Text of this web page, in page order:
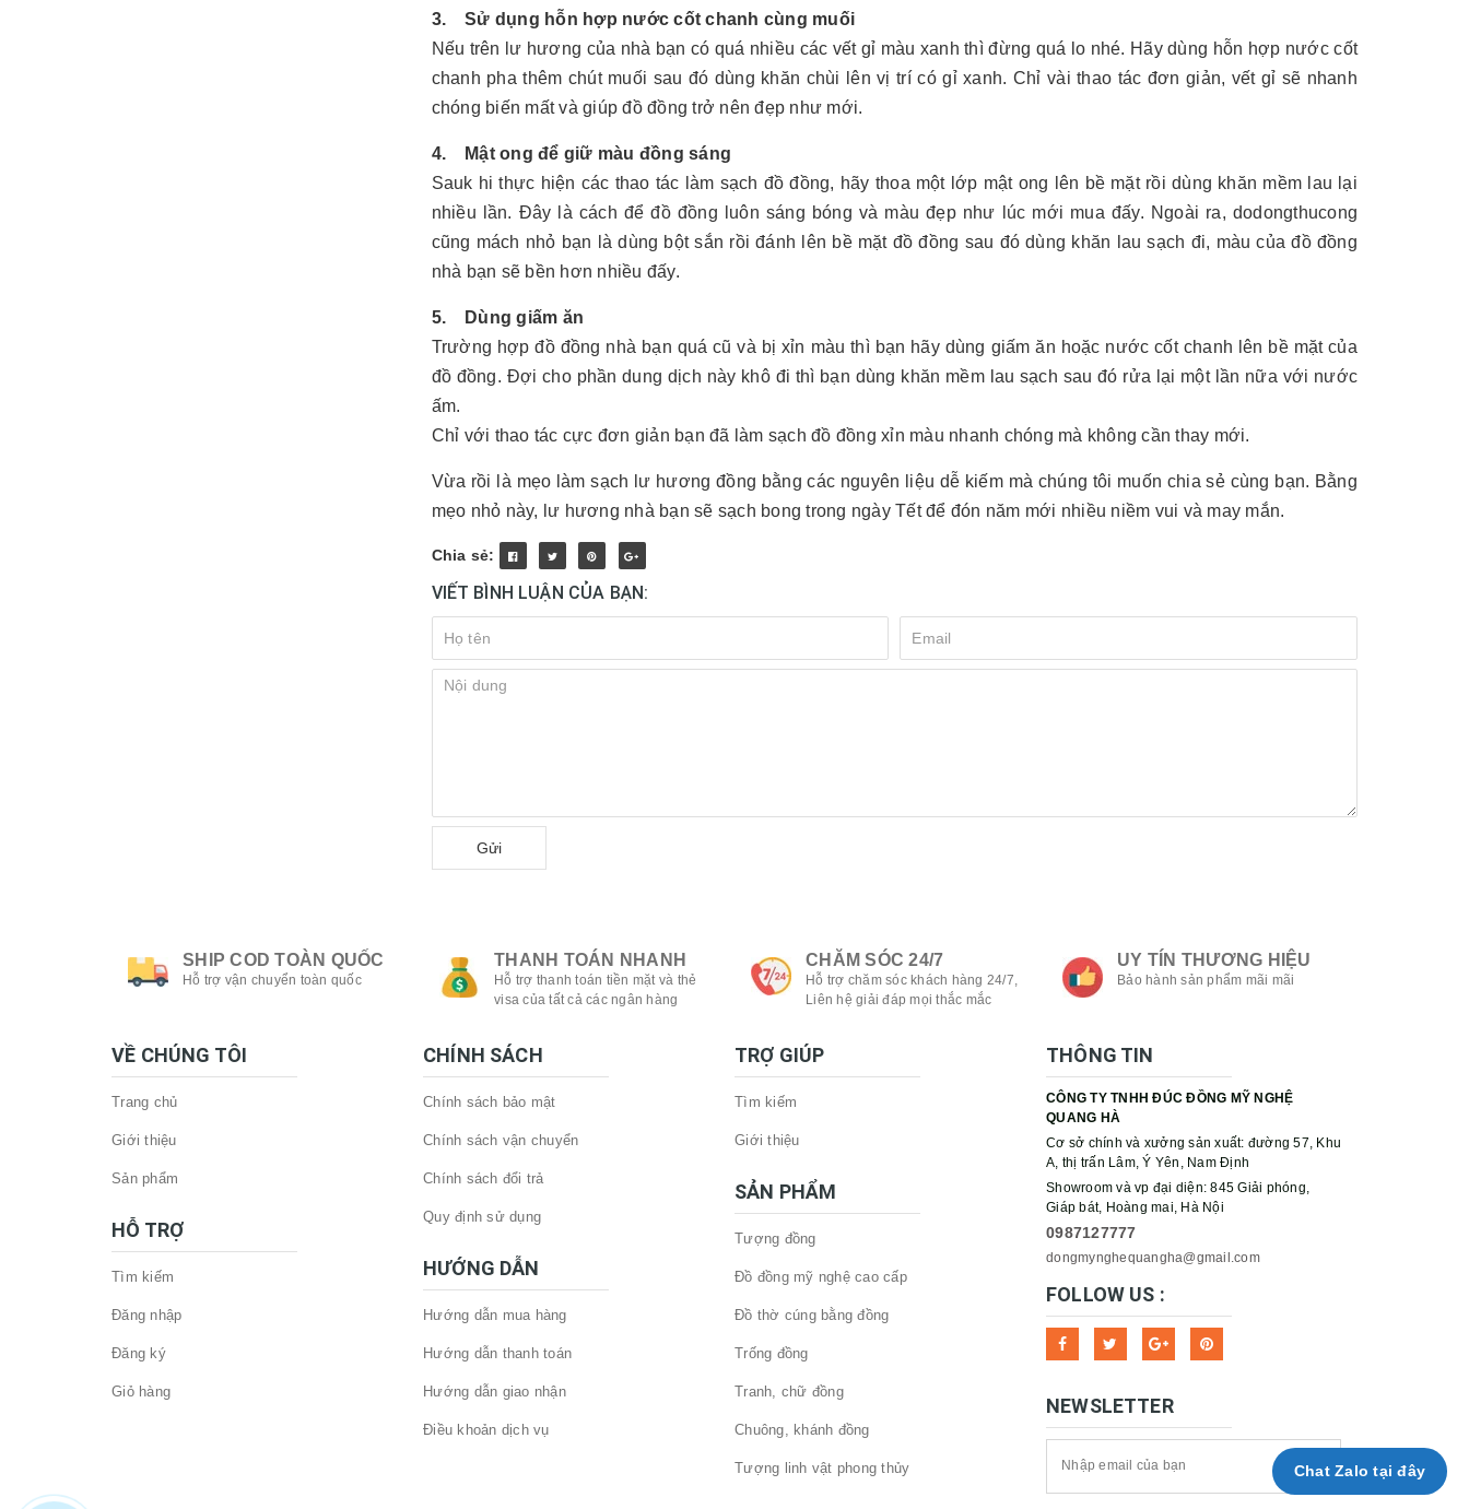
3. Sử dụng hỗn hợp nước cốt chanh cùng muối
Nếu trên lư hương của nhà bạn có quá nhiều các vết gỉ màu xanh thì đừng quá lo nhé. Hãy dùng hỗn hợp nước cốt
chanh pha thêm chút muối sau đó dùng khăn chùi lên vị trí có gỉ xanh. Chỉ vài thao tác đơn giản, vết gỉ sẽ nhanh
chóng biến mất và giúp đồ đồng trở nên đẹp như mới.
4. Mật ong để giữ màu đồng sáng
Sauk hi thực hiện các thao tác làm sạch đồ đồng, hãy thoa một lớp mật ong lên bề mặt rồi dùng khăn mềm lau lại
nhiều lần. Đây là cách để đồ đồng luôn sáng bóng và màu đẹp như lúc mới mua đấy. Ngoài ra, dodongthucong
cũng mách nhỏ bạn là dùng bột sắn rồi đánh lên bề mặt đồ đồng sau đó dùng khăn lau sạch đi, màu của đồ đồng
nhà bạn sẽ bền hơn nhiều đấy.
5. Dùng giấm ăn
Trường hợp đồ đồng nhà bạn quá cũ và bị xỉn màu thì bạn hãy dùng giấm ăn hoặc nước cốt chanh lên bề mặt của
đồ đồng. Đợi cho phần dung dịch này khô đi thì bạn dùng khăn mềm lau sạch sau đó rửa lại một lần nữa với nước
ấm.
Chỉ với thao tác cực đơn giản bạn đã làm sạch đồ đồng xỉn màu nhanh chóng mà không cần thay mới.
Vừa rồi là mẹo làm sạch lư hương đồng bằng các nguyên liệu dễ kiếm mà chúng tôi muốn chia sẻ cùng bạn. Bằng
mẹo nhỏ này, lư hương nhà bạn sẽ sạch bong trong ngày Tết để đón năm mới nhiều niềm vui và may mắn.
Chia sẻ:
VIẾT BÌNH LUẬN CỦA BẠN:
Gửi
SHIP COD TOÀN QUỐC
Hỗ trợ vận chuyển toàn quốc
THANH TOÁN NHANH
Hỗ trợ thanh toán tiền mặt và thẻ
visa của tất cả các ngân hàng
CHĂM SÓC 24/7
Hỗ trợ chăm sóc khách hàng 24/7,
Liên hệ giải đáp mọi thắc mắc
UY TÍN THƯƠNG HIỆU
Bảo hành sản phẩm mãi mãi
VỀ CHÚNG TÔI
Trang chủ
Giới thiệu
Sản phẩm
HỖ TRỢ
Tìm kiếm
Đăng nhập
Đăng ký
Giỏ hàng
CHÍNH SÁCH
Chính sách bảo mật
Chính sách vận chuyển
Chính sách đổi trả
Quy định sử dụng
HƯỚNG DẪN
Hướng dẫn mua hàng
Hướng dẫn thanh toán
Hướng dẫn giao nhận
Điều khoản dịch vụ
TRỢ GIÚP
Tìm kiếm
Giới thiệu
SẢN PHẨM
Tượng đồng
Đồ đồng mỹ nghệ cao cấp
Đồ thờ cúng bằng đồng
Trống đồng
Tranh, chữ đồng
Chuông, khánh đồng
Tượng linh vật phong thủy
THÔNG TIN
CÔNG TY TNHH ĐÚC ĐỒNG MỸ NGHỆ
QUANG HÀ
Cơ sở chính và xưởng sản xuất: đường 57, Khu
A, thị trấn Lâm, Ý Yên, Nam Định
Showroom và vp đại diện: 845 Giải phóng,
Giáp bát, Hoàng mai, Hà Nội
0987127777
dongmynghequangha@gmail.com
FOLLOW US :
NEWSLETTER
Chat Zalo tại đây